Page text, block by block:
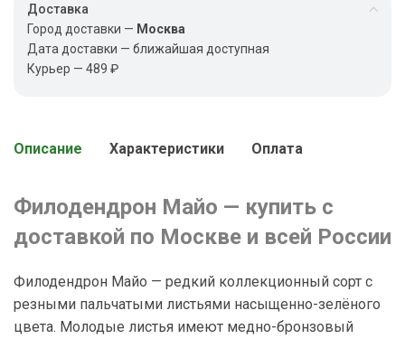
Доставка
Город доставки — Москва
Дата доставки — ближайшая доступная
Курьер — 489 ₽
Описание Характеристики Оплата
Филодендрон Майо — купить с
доставкой по Москве и всей России
Филодендрон Майо — редкий коллекционный сорт с
резными пальчатыми листьями насыщенно-зелёного
цвета. Молодые листья имеют медно-бронзовый